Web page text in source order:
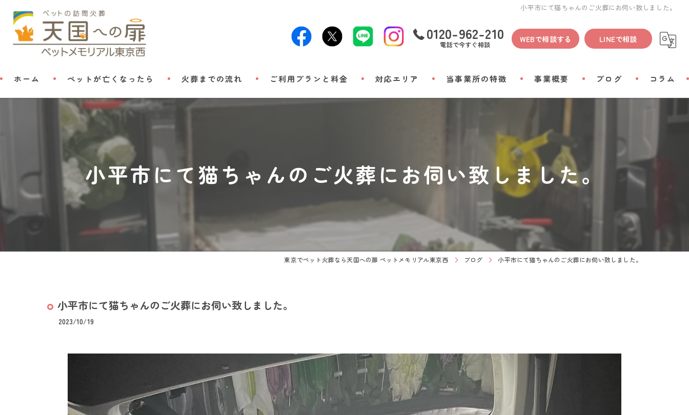
小平市にて猫ちゃんのご火葬にお伺い致しました。
0120-962-210
電話で今すぐ相談
WEBで相談する LINEで相談
ホーム ペットが亡くなったら 火葬までの流れ ご利用プランと料金 対応エリア 当事業所の特徴
立ち会い
事業概要 ブログ コラム
小平市にて猫ちゃんのご火葬にお伺い致しました。
東京でペット火葬なら天国への扉 ペットメモリアル東京西 ブログ 小平市にて猫ちゃんのご火葬にお伺い致しました。
小平市にて猫ちゃんのご火葬にお伺い致しました。
2023/10/19